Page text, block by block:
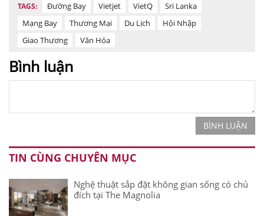
TAGS: Đường Bay Vietjet VietQ
Sri Lanka
Mạng Bay
Thương Mại Du Lịch
Hội Nhập
Giao Thương
Văn Hóa
Bình luận
BÌNH LUẬN
TIN CÙNG CHUYÊN MỤC
Nghệ thuật sắp đặt không gian sống có chủ
đích tại The Magnolia